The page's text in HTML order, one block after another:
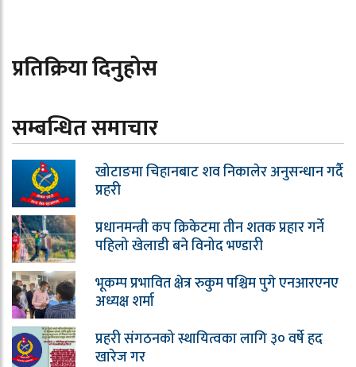
प्रतिक्रिया दिनुहोस
सम्बन्धित समाचार
खोटाङमा चिहानबाट शव निकालेर अनुसन्धान गर्दै
प्रहरी
प्रधानमन्त्री कप क्रिकेटमा तीन शतक प्रहार गर्ने
पहिलो खेलाडी बने विनोद भण्डारी
भूकम्प प्रभावित क्षेत्र रुकुम पश्चिम पुगे एनआरएनए
अध्यक्ष शर्मा
प्रहरी संगठनको स्थायित्वका लागि ३० वर्षे हद
खारेज गर